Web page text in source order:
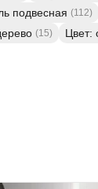
подвесная (112)
(15) Цвет: